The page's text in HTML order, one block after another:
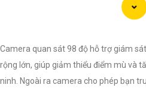
Camera quan sát 98 độ hỗ trợ giám
rộng lớn, giúp giảm thiểu điểm mù và
ninh. Ngoài ra camera cho phép bạn